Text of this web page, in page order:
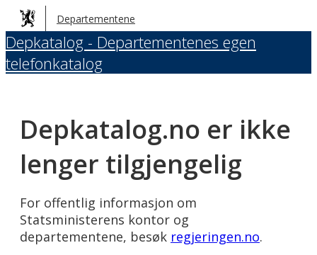
Hopp
til
hovedinnhold
Departementene
Depkatalog - Departementenes egen
telefonkatalog
Depkatalog.no er ikke
lenger tilgjengelig
For offentlig informasjon om
Statsministerens kontor og
departementene, besøk regjeringen.no.